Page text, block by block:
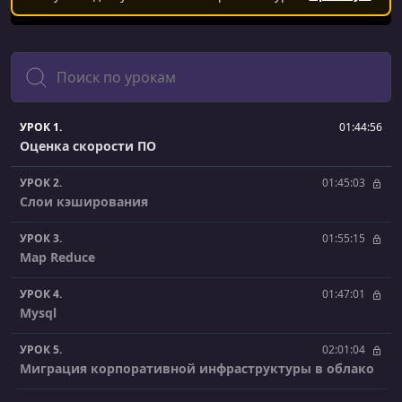
Поиск
УРОК 1. 01:44:56
Оценка скорости ПО
УРОК 2. 01:45:03
Слои кэширования
УРОК 3. 01:55:15
Map Reduce
УРОК 4. 01:47:01
Mysql
УРОК 5. 02:01:04
Миграция корпоративной инфраструктуры в облако